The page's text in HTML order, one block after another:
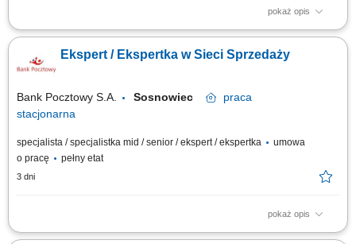
pokaż opis
Twój zakres obowiązków diagnozowanie potrzeb i oczekiwań Klientów,
sprzedażowych, kształtowanie pozytywnego wizerunku Banku poprzez
wysoką jakość obsługi, operacyjna obsługa Klientów detalicznych,
Ekspert / Ekspertka w Sieci Sprzedaży
Bank Pocztowy S.A. Sosnowiec
praca
stacjonarna
specjalista / specjalistka mid / senior / ekspert / ekspertka
umowa
o pracę
pełny etat
3 dni
pokaż opis
Twój zakres obowiązków Diagnozowanie potrzeb i oczekiwań Klientów;